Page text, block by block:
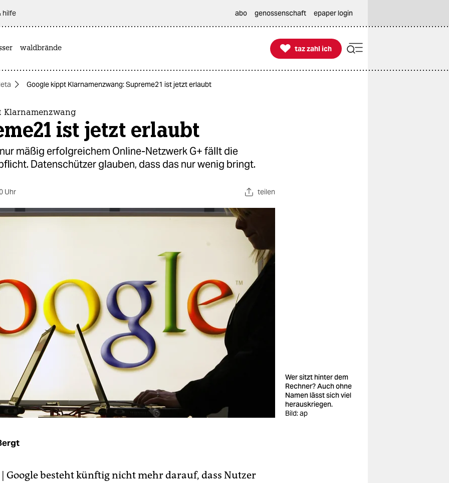
hilfe abo genossenschaft epaper login
waldbrände 
taz zahl ich
taz zahl ich
Google kippt Klarnamenzwang: Supreme21 ist jetzt erlaubt
Klarnamenzwang
ist jetzt erlaubt
mäßig erfolgreichem Online-Netzwerk G+ fällt die
Datenschützer glauben, dass das nur wenig bringt.
Uhr teilen
Wer sitzt hinter dem
Rechner? Auch ohne
Namen lässt sich viel
herauskriegen.
Bild: ap
| Google besteht künftig nicht mehr darauf, dass Nutzer